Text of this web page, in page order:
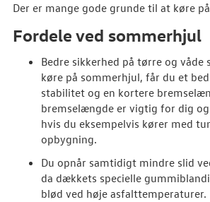
Der er mange gode grunde til at køre
Fordele ved sommerhjul
Bedre sikkerhed på tørre og våde
køre på sommerhjul, får du et
stabilitet og en kortere
bremselængde er vigtig for dig
hvis du eksempelvis kører med
opbygning.
Du opnår samtidigt mindre slid
da dækkets specielle
blød ved høje asfalttemperaturer.